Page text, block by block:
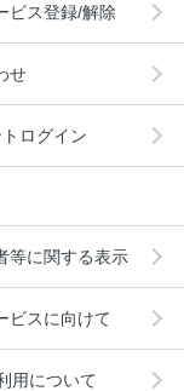
ビス登録/解除
せ
ログイン
等に関する表示
ビスに向けて
用について